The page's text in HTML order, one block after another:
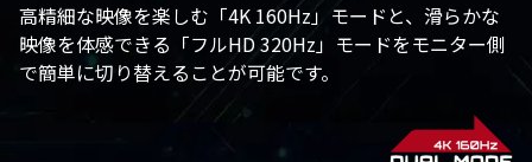
高精細な映像を楽しむ「4K 160Hz」モードと、滑らかな
映像を体感できる「フルHD 320Hz」モードをモニター側
で簡単に切り替えることが可能です。